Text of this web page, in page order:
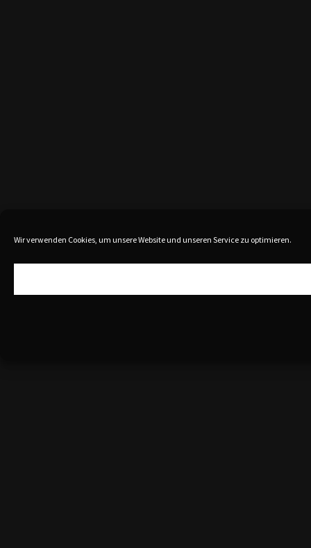
Wir verwenden Cookies, um unsere Website und unseren Service zu optimieren.